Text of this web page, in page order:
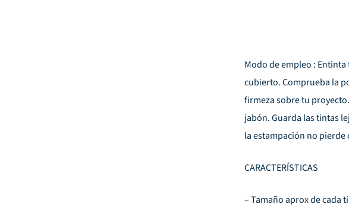
Modo de empleo :
cubierto. Comprueba la
firmeza sobre tu
jabón. Guarda las tintas
la estampación no
CARACTERÍSTICAS
– Tamaño aprox de cada